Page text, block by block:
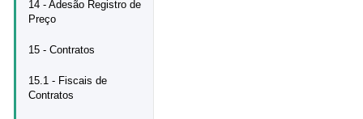
14 - Adesão Registro de
Preço
15 - Contratos
15.1 - Fiscais de
Contratos